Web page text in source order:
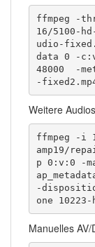
ffmpeg -
16/5100-
udio-
data 0 -
48000  -
-
Weitere
ffmpeg -i
amp19/
p 0:v:0 -
-
one 10223-
Manuelles